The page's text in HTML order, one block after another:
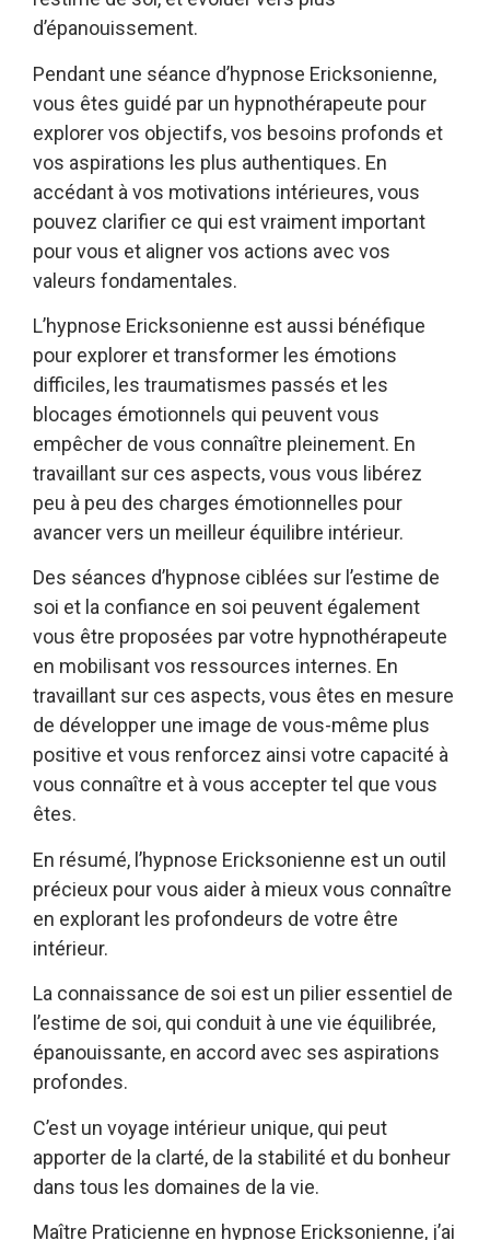
d’épanouissement.
Pendant une séance d’hypnose Ericksonienne,
vous êtes guidé par un hypnothérapeute pour
explorer vos objectifs, vos besoins profonds et
vos aspirations les plus authentiques. En
accédant à vos motivations intérieures, vous
pouvez clarifier ce qui est vraiment important
pour vous et aligner vos actions avec vos
valeurs fondamentales.
L’hypnose Ericksonienne est aussi bénéfique
pour explorer et transformer les émotions
difficiles, les traumatismes passés et les
blocages émotionnels qui peuvent vous
empêcher de vous connaître pleinement. En
travaillant sur ces aspects, vous vous libérez
peu à peu des charges émotionnelles pour
avancer vers un meilleur équilibre intérieur.
Des séances d’hypnose ciblées sur l’estime de
soi et la confiance en soi peuvent également
vous être proposées par votre hypnothérapeute
en mobilisant vos ressources internes. En
travaillant sur ces aspects, vous êtes en mesure
de développer une image de vous-même plus
positive et vous renforcez ainsi votre capacité à
vous connaître et à vous accepter tel que vous
êtes.
En résumé, l’hypnose Ericksonienne est un outil
précieux pour vous aider à mieux vous connaître
en explorant les profondeurs de votre être
intérieur.
La connaissance de soi est un pilier essentiel de
l’estime de soi, qui conduit à une vie équilibrée,
épanouissante, en accord avec ses aspirations
profondes.
C’est un voyage intérieur unique, qui peut
apporter de la clarté, de la stabilité et du bonheur
dans tous les domaines de la vie.
Maître Praticienne en hypnose Ericksonienne, j’ai